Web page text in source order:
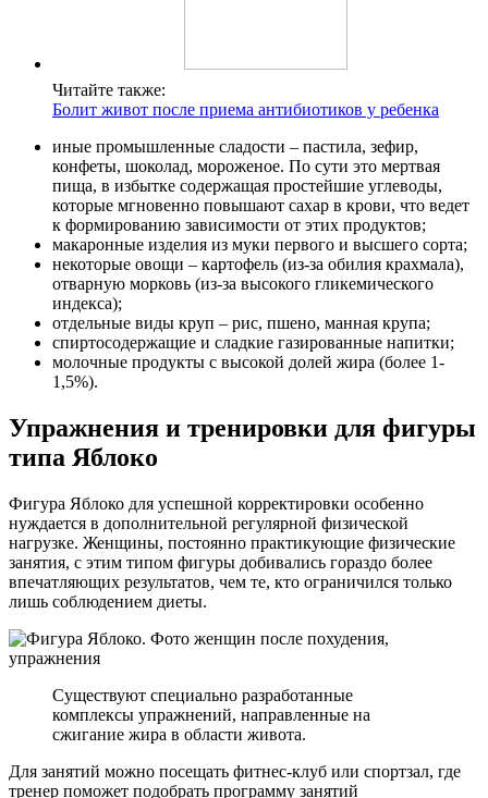
Читайте также:
Болит живот после приема антибиотиков у ребенка
иные промышленные сладости – пастила, зефир,
конфеты, шоколад, мороженое. По сути это мертвая
пища, в избытке содержащая простейшие углеводы,
которые мгновенно повышают сахар в крови, что ведет
к формированию зависимости от этих продуктов;
макаронные изделия из муки первого и высшего сорта;
некоторые овощи – картофель (из-за обилия крахмала),
отварную морковь (из-за высокого гликемического
индекса);
отдельные виды круп – рис, пшено, манная крупа;
спиртосодержащие и сладкие газированные напитки;
молочные продукты с высокой долей жира (более 1-
1,5%).
Упражнения и тренировки для фигуры
типа Яблоко
Фигура Яблоко для успешной корректировки особенно
нуждается в дополнительной регулярной физической
нагрузке. Женщины, постоянно практикующие физические
занятия, с этим типом фигуры добивались гораздо более
впечатляющих результатов, чем те, кто ограничился только
лишь соблюдением диеты.
Существуют специально разработанные
комплексы упражнений, направленные на
сжигание жира в области живота.
Для занятий можно посещать фитнес-клуб или спортзал, где
тренер поможет подобрать программу занятий